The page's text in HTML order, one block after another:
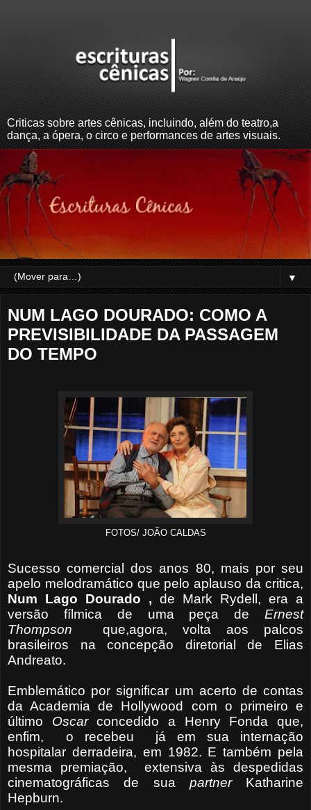
Criticas sobre artes cênicas, incluindo, além do teatro,a
dança, a ópera, o circo e performances de artes visuais.
▼
NUM LAGO DOURADO: COMO A
PREVISIBILIDADE DA PASSAGEM
DO TEMPO
FOTOS/ JOÃO CALDAS
Sucesso comercial dos anos 80, mais por seu
apelo melodramático que pelo aplauso da critica,
Num Lago Dourado , de Mark Rydell, era a
versão fílmica de uma peça de Ernest
Thompson que,agora, volta aos palcos
brasileiros na concepção diretorial de Elias
Andreato.
Emblemático por significar um acerto de contas
da Academia de Hollywood com o primeiro e
último Oscarconcedido a Henry Fonda que,
enfim, o recebeu já em sua internação
hospitalar derradeira, em 1982. E também pela
mesma premiação, extensiva às despedidas
cinematográficas de sua partnerKatharine
Hepburn.